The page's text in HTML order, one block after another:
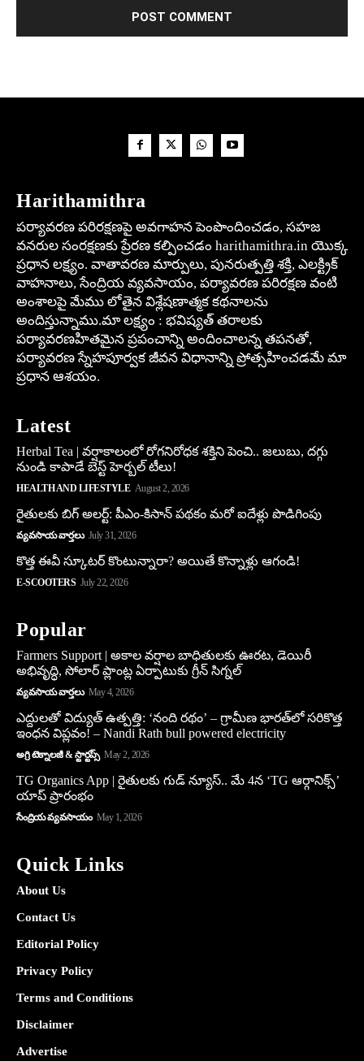
Harithamithra
పర్యావరణ పరిరక్షణపై అవగాహన పెంపొందించడం, సహజ
వనరుల సంరక్షణకు ప్రేరణ కల్పించడం harithamithra.in యొక్క
ప్రధాన లక్ష్యం. వాతావరణ మార్పులు, పునరుత్పత్తి శక్తి, ఎలక్ట్రిక్
వాహనాలు, సేంద్రియ వ్యవసాయం, పర్యావరణ పరిరక్షణ వంటి
అంశాలపై మేము లోతైన విశ్లేషణాత్మక కథనాలను
అందిస్తున్నాము.మా లక్ష్యం : భవిష్యత్ తరాలకు
పర్యావరణహితమైన ప్రపంచాన్ని అందించాలన్న తపనతో,
పర్యావరణ స్నేహపూర్వక జీవన విధానాన్ని ప్రోత్సహించడమే మా
ప్రధాన ఆశయం.
Latest
Herbal Tea | వర్షాకాలంలో రోగనిరోధక శక్తిని పెంచి.. జలుబు, దగ్గు
నుండి కాపాడే బెస్ట్ హెర్బల్ టీలు!
HEALTH AND LIFESTYLE August 2, 2026
రైతులకు బిగ్ అలర్ట్: పీఎం-కిసాన్ పథకం మరో ఐదేళ్లు పొడిగింపు
వ్యవసాయ వార్తలు July 31, 2026
కొత్త ఈవీ స్కూట‌ర్ కొంటున్నారా? అయితే కొన్నాళ్లు ఆగండి!
E-SCOOTERS July 22, 2026
Popular
Farmers Support | అకాల వర్షాల బాధితులకు ఊరట, డెయిరీ
అభివృద్ధి, సోలార్ ప్లాంట్ల ఏర్పాటుకు గ్రీన్‌ సిగ్నల్
వ్యవసాయ వార్తలు May 4, 2026
ఎద్దులతో విద్యుత్ ఉత్పత్తి: ‘నంది రథం’ – గ్రామీణ భారత్‌లో సరికొత్త
ఇంధన విప్లవం! – Nandi Rath bull powered electricity
అగ్రి టెక్నాలజీ & స్టార్టప్స్ May 2, 2026
TG Organics App | రైతులకు గుడ్ న్యూస్.. మే 4న ‘TG ఆర్గానిక్స్’
యాప్ ప్రారంభం
సేంద్రియ వ్యవసాయం May 1, 2026
Quick Links
About Us
Contact Us
Editorial Policy
Privacy Policy
Terms and Conditions
Disclaimer
Advertise